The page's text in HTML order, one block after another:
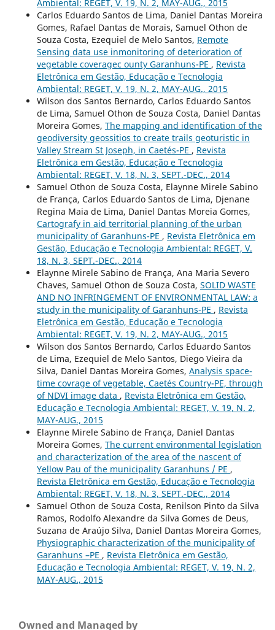
Ambiental: REGET, V. 19, N. 2, MAY-AUG., 2015
Carlos Eduardo Santos de Lima, Daniel Dantas Moreira
Gomes, Rafael Dantas de Morais, Samuel Othon de
Souza Costa, Ezequiel de Melo Santos, Remote
Sensing data use inmonitoring of deterioration of
vegetable coveragec ounty Garanhuns-PE , Revista
Eletrônica em Gestão, Educação e Tecnologia
Ambiental: REGET, V. 19, N. 2, MAY-AUG., 2015
Wilson dos Santos Bernardo, Carlos Eduardo Santos
de Lima, Samuel Othon de Souza Costa, Daniel Dantas
Moreira Gomes, The mapping and identification of the
geodiversity geossitios to create trails geoturistic in
Valley Stream St Joseph, in Caetés-PE , Revista
Eletrônica em Gestão, Educação e Tecnologia
Ambiental: REGET, V. 18, N. 3, SEPT.-DEC., 2014
Samuel Othon de Souza Costa, Elaynne Mirele Sabino
de França, Carlos Eduardo Santos de Lima, Djenane
Regina Maia de Lima, Daniel Dantas Moreia Gomes,
Cartografy in aid territorial planning of the urban
municipality of Garanhuns-PE , Revista Eletrônica em
Gestão, Educação e Tecnologia Ambiental: REGET, V.
18, N. 3, SEPT.-DEC., 2014
Elaynne Mirele Sabino de França, Ana Maria Severo
Chaves, Samuel Othon de Souza Costa, SOLID WASTE
AND NO INFRINGEMENT OF ENVIRONMENTAL LAW: a
study in the municipality of Garanhuns-PE , Revista
Eletrônica em Gestão, Educação e Tecnologia
Ambiental: REGET, V. 19, N. 2, MAY-AUG., 2015
Wilson dos Santos Bernardo, Carlos Eduardo Santos
de Lima, Ezequiel de Melo Santos, Diego Vieira da
Silva, Daniel Dantas Moreira Gomes, Analysis space-
time covrage of vegetable, Caetés Country-PE, through
of NDVI image data , Revista Eletrônica em Gestão,
Educação e Tecnologia Ambiental: REGET, V. 19, N. 2,
MAY-AUG., 2015
Elaynne Mirele Sabino de França, Daniel Dantas
Moreira Gomes, The current environmental legislation
and characterization of the area of the nascent of
Yellow Pau of the municipality Garanhuns / PE ,
Revista Eletrônica em Gestão, Educação e Tecnologia
Ambiental: REGET, V. 18, N. 3, SEPT.-DEC., 2014
Samuel Othon de Souza Costa, Renilson Pinto da Silva
Ramos, Rodolfo Alexandre da Silva Gomes de Deus,
Suzana de Araújo Silva, Daniel Dantas Moreira Gomes,
Physiographic characterization of the municipality of
Garanhuns –PE , Revista Eletrônica em Gestão,
Educação e Tecnologia Ambiental: REGET, V. 19, N. 2,
MAY-AUG., 2015
Owned and Managed by